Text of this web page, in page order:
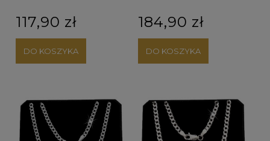
117,90 zł
DO KOSZYKA
184,90 zł
DO KOSZYKA